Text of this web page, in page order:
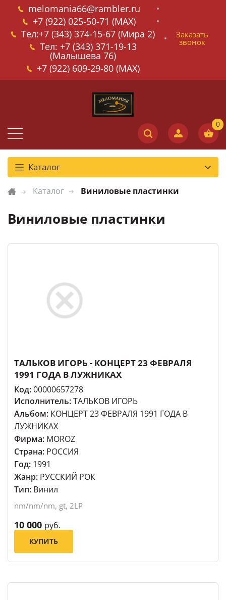
melomania66@rambler.ru
+7 (922) 025-50-71 (MAX)
Тел:+7 (343) 374-15-67 (Мира 2)
Тел: +7 (343) 371-19-13
(Малышева 76)
+7 (922) 609-29-80 (MAX)
Заказать
звонок
Каталог
Каталог Виниловые пластинки
Виниловые пластинки
ТАЛЬКОВ ИГОРЬ - КОНЦЕРТ 23 ФЕВРАЛЯ
1991 ГОДА В ЛУЖНИКАХ
Код:00000657278
Исполнитель:ТАЛЬКОВ ИГОРЬ
Альбом: КОНЦЕРТ 23 ФЕВРАЛЯ 1991 ГОДА В
ЛУЖНИКАХ
Фирма: MOROZ
Страна: РОССИЯ
Год: 1991
Жанр: РУССКИЙ РОК
Тип: Винил
nm/nm/nm, gt, 2LP
10 000 руб.
КУПИТЬ